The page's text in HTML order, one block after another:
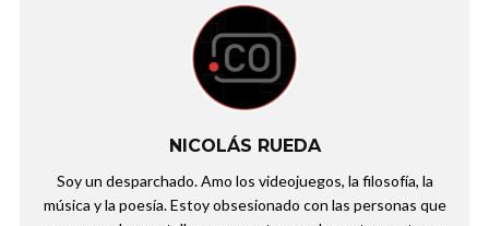
NICOLÁS RUEDA
Soy un desparchado. Amo los videojuegos, la filosofía, la
música y la poesía. Estoy obsesionado con las personas que